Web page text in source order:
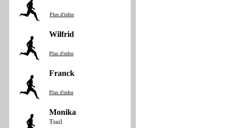
Plus d'infos
Wilfrid
Plus d'infos
Franck
Plus d'infos
Monika
Trail